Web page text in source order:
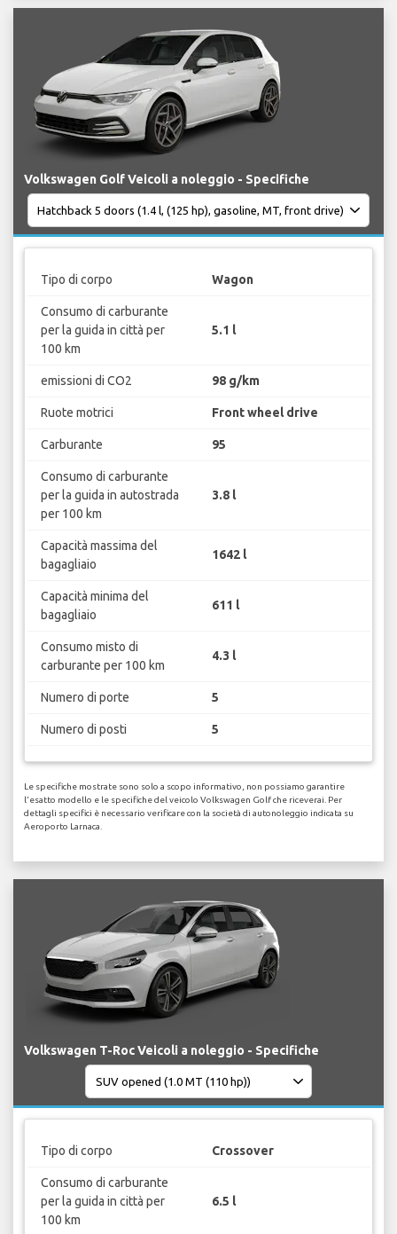
Volkswagen Golf Veicoli a noleggio - Specifiche
Tipo di corpo Wagon
Consumo di carburante
per la guida in città per
100 km
5.1 l
emissioni di CO2 98 g/km
Ruote motrici Front wheel drive
Carburante 95
Consumo di carburante
per la guida in autostrada
per 100 km
3.8 l
Capacità massima del
bagagliaio
1642 l
Capacità minima del
bagagliaio
611 l
Consumo misto di
carburante per 100 km
4.3 l
Numero di porte 5
Numero di posti 5
Le specifiche mostrate sono solo a scopo informativo, non possiamo garantire
l'esatto modello e le specifiche del veicolo Volkswagen Golf che riceverai. Per
dettagli specifici è necessario verificare con la società di autonoleggio indicata su
Aeroporto Larnaca.
Volkswagen T-Roc Veicoli a noleggio - Specifiche
Tipo di corpo Crossover
Consumo di carburante
per la guida in città per
100 km
6.5 l